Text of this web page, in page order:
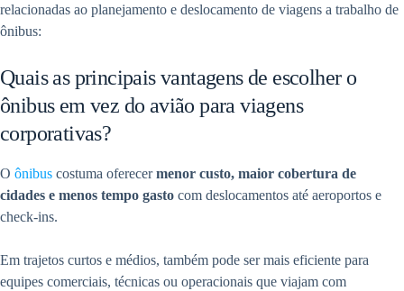
relacionadas ao planejamento e deslocamento de viagens a trabalho de
ônibus:
Quais as principais vantagens de escolher o
ônibus em vez do avião para viagens
corporativas?
O ônibus costuma oferecermenor custo, maior cobertura de
cidades e menos tempo gasto com deslocamentos até aeroportos e
check-ins.
Em trajetos curtos e médios, também pode ser mais eficiente para
equipes comerciais, técnicas ou operacionais que viajam com